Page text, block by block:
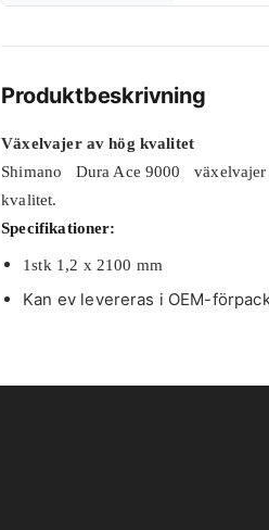
Produktbeskrivning
Växelvajer av hög kvalitet
Shimano Dura Ace 9000 växelvajer
kvalitet.
Specifikationer:
1stk 1,2 x 2100 mm
Kan ev levereras i OEM-